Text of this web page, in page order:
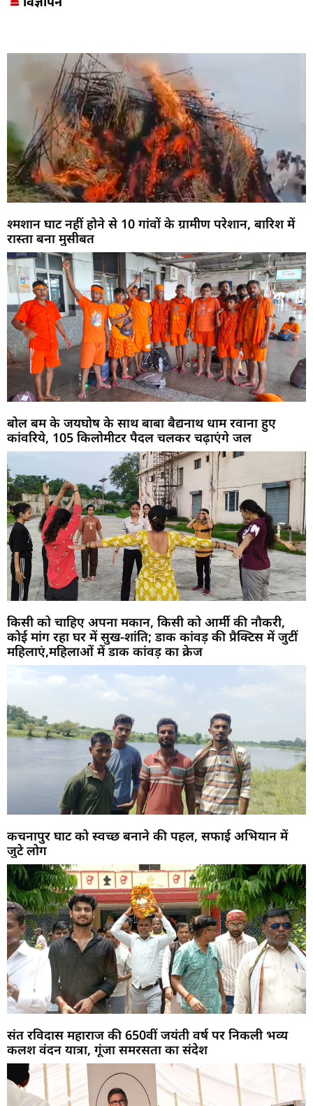
श्मशान घाट नहीं होने से 10 गांवों के ग्रामीण परेशान, बारिश में
रास्ता बना मुसीबत
बोल बम के जयघोष के साथ बाबा बैद्यनाथ धाम रवाना हुए
कांवरिये, 105 किलोमीटर पैदल चलकर चढ़ाएंगे जल
किसी को चाहिए अपना मकान, किसी को आर्मी की नौकरी,
कोई मांग रहा घर में सुख-शांति; डाक कांवड़ की प्रैक्टिस में जुटीं
महिलाएं,महिलाओं में डाक कांवड़ का क्रेज
कचनापुर घाट को स्वच्छ बनाने की पहल, सफाई अभियान में
जुटे लोग
संत रविदास महाराज की 650वीं जयंती वर्ष पर निकली भव्य
कलश वंदन यात्रा, गूंजा समरसता का संदेश